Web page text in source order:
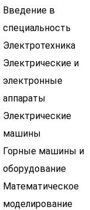
Введение в
специальность
Электротехника
Электрические и
электронные
аппараты
Электрические
машины
Горные машины и
оборудование
Математическое
моделирование